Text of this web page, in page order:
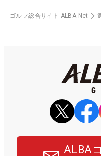
ゴルフ総合サイト ALBA Net
ALBA